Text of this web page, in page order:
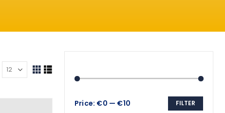
FILTER
Price: €0 — €10